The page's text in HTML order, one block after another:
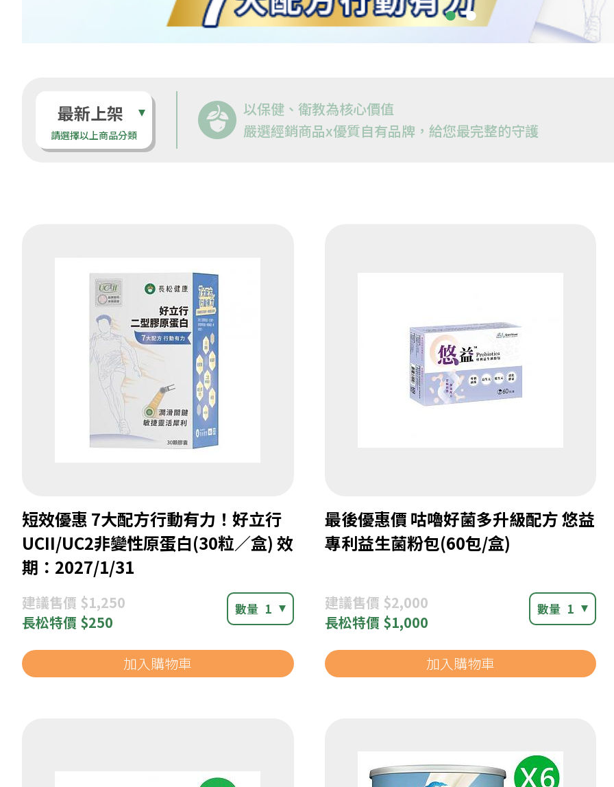
最新上架
請選擇以上商品分類
以保健、衛教為核心價值
嚴選經銷商品x優質自有品牌，給您最完整的守護
短效優惠 7大配方行動有力！好立行
UCII/UC2非變性原蛋白(30粒／盒) 效
期：2027/1/31
建議售價 $1,250
長松特價 $250
數量 1
加入購物車
最後優惠價 咕嚕好菌多升級配方 悠益
專利益生菌粉包(60包/盒)
建議售價 $2,000
長松特價 $1,000
數量 1
加入購物車